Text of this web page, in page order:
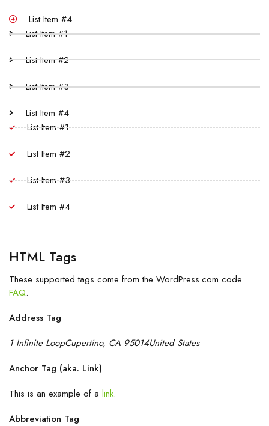
List Item #4
List Item #1
List Item #2
List Item #3
List Item #4
List Item #1
List Item #2
List Item #3
List Item #4
HTML Tags
These supported tags come from the WordPress.com code
FAQ.
Address Tag
1 Infinite LoopCupertino, CA 95014United States
Anchor Tag (aka. Link)
This is an example of a link.
Abbreviation Tag